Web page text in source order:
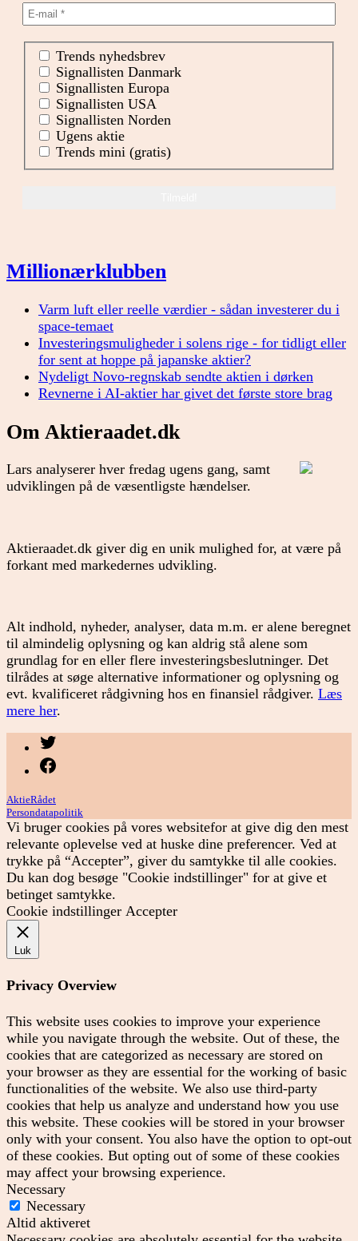
Trends nyhedsbrev
Signallisten Danmark
Signallisten Europa
Signallisten USA
Signallisten Norden
Ugens aktie
Trends mini (gratis)
Millionærklubben
Varm luft eller reelle værdier - sådan investerer du i
space-temaet
Investeringsmuligheder i solens rige - for tidligt eller
for sent at hoppe på japanske aktier?
Nydeligt Novo-regnskab sendte aktien i dørken
Revnerne i AI-aktier har givet det første store brag
Om Aktieraadet.dk
Lars analyserer hver fredag ugens gang, samt
udviklingen på de væsentligste hændelser.
Aktieraadet.dk giver dig en unik mulighed for, at være på
forkant med markedernes udvikling.
Alt indhold, nyheder, analyser, data m.m. er alene beregnet
til almindelig oplysning og kan aldrig stå alene som
grundlag for en eller flere investeringsbeslutninger. Det
tilrådes at søge alternative informationer og oplysning og
evt. kvalificeret rådgivning hos en finansiel rådgiver. Læs
mere her.
AktieRådet
Persondatapolitik
Vi bruger cookies på vores websitefor at give dig den mest
relevante oplevelse ved at huske dine preferencer. Ved at
trykke på “Accepter”, giver du samtykke til alle cookies.
Du kan dog besøge "Cookie indstillinger" for at give et
betinget samtykke.
Cookie indstillinger Accepter
Luk
Privacy Overview
This website uses cookies to improve your experience
while you navigate through the website. Out of these, the
cookies that are categorized as necessary are stored on
your browser as they are essential for the working of basic
functionalities of the website. We also use third-party
cookies that help us analyze and understand how you use
this website. These cookies will be stored in your browser
only with your consent. You also have the option to opt-out
of these cookies. But opting out of some of these cookies
may affect your browsing experience.
Necessary
Necessary
Altid aktiveret